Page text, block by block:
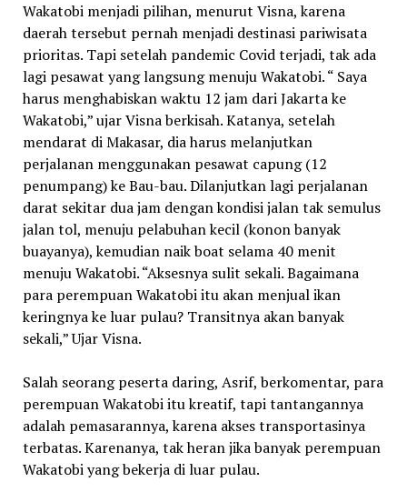
Wakatobi menjadi pilihan, menurut Visna, karena
daerah tersebut pernah menjadi destinasi pariwisata
prioritas. Tapi setelah pandemic Covid terjadi, tak ada
lagi pesawat yang langsung menuju Wakatobi. “ Saya
harus menghabiskan waktu 12 jam dari Jakarta ke
Wakatobi,” ujar Visna berkisah. Katanya, setelah
mendarat di Makasar, dia harus melanjutkan
perjalanan menggunakan pesawat capung (12
penumpang) ke Bau-bau. Dilanjutkan lagi perjalanan
darat sekitar dua jam dengan kondisi jalan tak semulus
jalan tol, menuju pelabuhan kecil (konon banyak
buayanya), kemudian naik boat selama 40 menit
menuju Wakatobi. “Aksesnya sulit sekali. Bagaimana
para perempuan Wakatobi itu akan menjual ikan
keringnya ke luar pulau? Transitnya akan banyak
sekali,” Ujar Visna.
Salah seorang peserta daring, Asrif, berkomentar, para
perempuan Wakatobi itu kreatif, tapi tantangannya
adalah pemasarannya, karena akses transportasinya
terbatas. Karenanya, tak heran jika banyak perempuan
Wakatobi yang bekerja di luar pulau.